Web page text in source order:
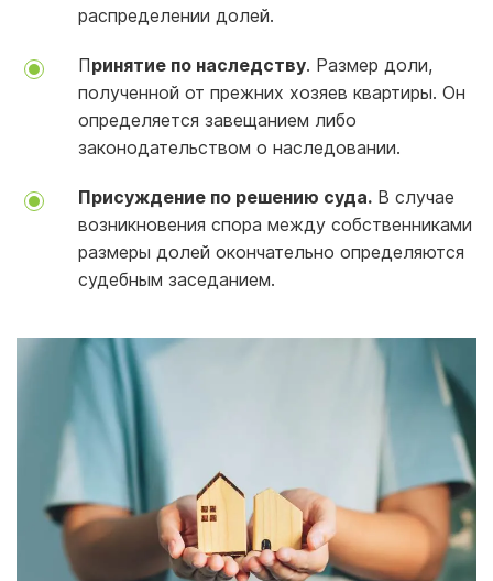
распределении долей.
Принятие по наследству. Размер доли,
полученной от прежних хозяев квартиры. Он
определяется завещанием либо
законодательством о наследовании.
Присуждение по решению суда. В случае
возникновения спора между собственниками
размеры долей окончательно определяются
судебным заседанием.